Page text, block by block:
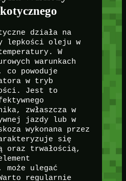
działa na
lepkości oleju w
W
warunkach
powoduje
w tryb
Jest to
zwłaszcza w
jazdy lub w
wykonana przez
się
oraz trwałością,
może ulegać
regularnie